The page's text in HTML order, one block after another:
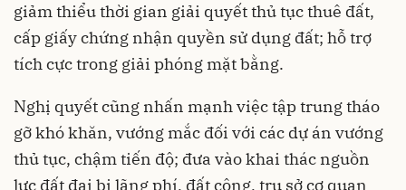
giảm thiểu thời gian giải quyết thủ tục thuê đất,
cấp giấy chứng nhận quyền sử dụng đất; hỗ trợ
tích cực trong giải phóng mặt bằng.
Nghị quyết cũng nhấn mạnh việc tập trung tháo
gỡ khó khăn, vướng mắc đối với các dự án vướng
thủ tục, chậm tiến độ; đưa vào khai thác nguồn
lực đất đai bị lãng phí, đất công, trụ sở cơ quan